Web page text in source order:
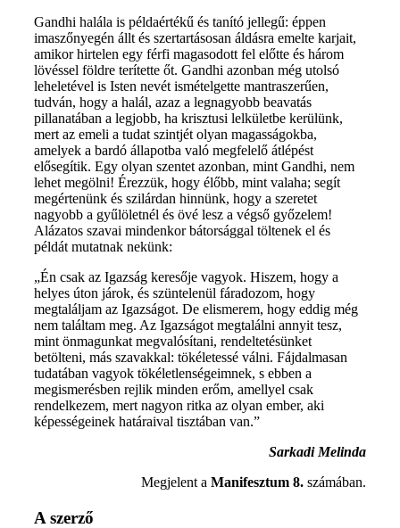
Gandhi halála is példaértékű és tanító jellegű: éppen
imaszőnyegén állt és szertartásosan áldásra emelte karjait,
amikor hirtelen egy férfi magasodott fel előtte és három
lövéssel földre terítette őt. Gandhi azonban még utolsó
leheletével is Isten nevét ismételgette mantraszerűen,
tudván, hogy a halál, azaz a legnagyobb beavatás
pillanatában a legjobb, ha krisztusi lelkületbe kerülünk,
mert az emeli a tudat szintjét olyan magasságokba,
amelyek a bardó állapotba való megfelelő átlépést
elősegítik. Egy olyan szentet azonban, mint Gandhi, nem
lehet megölni! Érezzük, hogy élőbb, mint valaha; segít
megértenünk és szilárdan hinnünk, hogy a szeretet
nagyobb a gyűlöletnél és övé lesz a végső győzelem!
Alázatos szavai mindenkor bátorsággal töltenek el és
példát mutatnak nekünk:
„Én csak az Igazság keresője vagyok. Hiszem, hogy a
helyes úton járok, és szüntelenül fáradozom, hogy
megtaláljam az Igazságot. De elismerem, hogy eddig még
nem találtam meg. Az Igazságot megtalálni annyit tesz,
mint önmagunkat megvalósítani, rendeltetésünket
betölteni, más szavakkal: tökéletessé válni. Fájdalmasan
tudatában vagyok tökéletlenségeimnek, s ebben a
megismerésben rejlik minden erőm, amellyel csak
rendelkezem, mert nagyon ritka az olyan ember, aki
képességeinek határaival tisztában van.”
Sarkadi Melinda
Megjelent a Manifesztum 8. számában.
A szerző